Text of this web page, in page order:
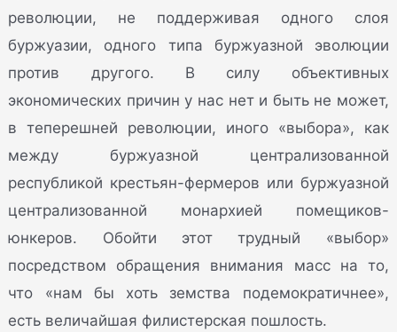
революции, не поддерживая одного слоя
буржуазии, одного типа буржуазной эволюции
против другого. В силу объективных
экономических причин у нас нет и быть не может,
в теперешней революции, иного «выбора», как
между буржуазной централизованной
республикой крестьян-фермеров или буржуазной
централизованной монархией помещиков-
юнкеров. Обойти этот трудный «выбор»
посредством обращения внимания масс на то,
что «нам бы хоть земства подемократичнее»,
есть величайшая филистерская пошлость.